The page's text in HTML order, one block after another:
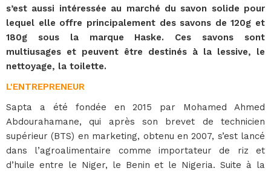
s’est aussi intéressée au marché du savon solide pour
lequel elle offre principalement des savons de 120g et
180g sous la marque Haske. Ces savons sont
multiusages et peuvent être destinés à la lessive, le
nettoyage, la toilette.
L'ENTREPRENEUR
Sapta a été fondée en 2015 par Mohamed Ahmed
Abdourahamane, qui après son brevet de technicien
supérieur (BTS) en marketing, obtenu en 2007, s’est lancé
dans l’agroalimentaire comme importateur de riz et
d’huile entre le Niger, le Benin et le Nigeria. Suite à la